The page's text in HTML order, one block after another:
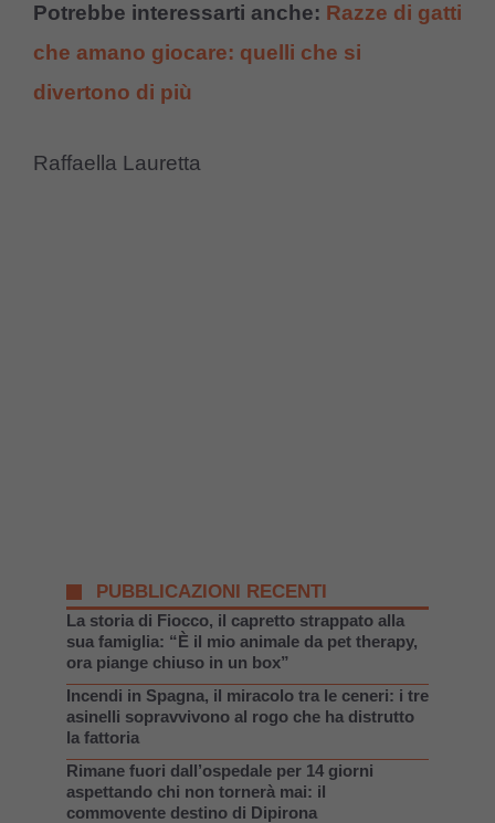
Potrebbe interessarti anche: Razze di gatti
che amano giocare: quelli che si
divertono di più
Raffaella Lauretta
PUBBLICAZIONI RECENTI
La storia di Fiocco, il capretto strappato alla
sua famiglia: “È il mio animale da pet therapy,
ora piange chiuso in un box”
Incendi in Spagna, il miracolo tra le ceneri: i tre
asinelli sopravvivono al rogo che ha distrutto
la fattoria
Rimane fuori dall’ospedale per 14 giorni
aspettando chi non tornerà mai: il
commovente destino di Dipirona